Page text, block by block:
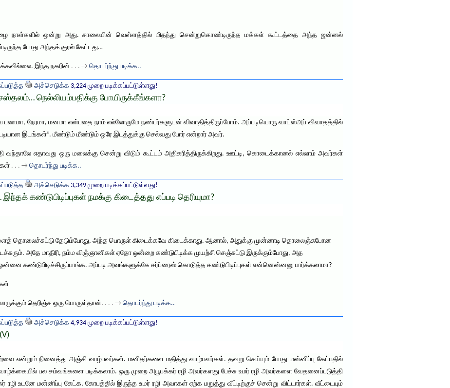
நாள்களில் ஒன்று அது. சாலையின் வெள்ளத்தில் மிதந்து சென்றுகொண்டிருந்த மக்கள் கூட்டத்தை அந்த ஜன்னல்
போது அந்தக் குரல் கேட்டது…
இந்த நகரின் . . . → தொடர்ந்து படிக்க..
அச்செடுக்க 3,224 முறை படிக்கப்பட்டுள்ளது!
நெல்லியம்பதிக்கு போயிருக்கீங்களா?
நேரமா, மனமா என்பதை நாம் எல்லோருமே நண்பர்களுடன் விவாதித்திருப்போம். அப்படியொரு வாட்ஸ்அப் விவாதத்தில்
இடங்கள்”. மீண்டும் மீண்டும் ஒரே இடத்துக்கு செல்வது போர் என்றார் அவர்.
எதாவது ஒரு மலைக்கு சென்று விடும் கூட்டம் அதிகரித்திருக்கிறது. ஊட்டி, கொடைக்கானல் எல்லாம் அவர்கள்
. . . → தொடர்ந்து படிக்க..
அச்செடுக்க 3,349 முறை படிக்கப்பட்டுள்ளது!
கண்டுபிடிப்புகள் நமக்கு கிடைத்தது எப்படி தெரியுமா?
தொலைச்சுட்டு தேடும்போது, அந்த பொருள் கிடைக்கவே கிடைக்காது. ஆனால், அதுக்கு முன்னாடி தொலைஞ்சுபோன
அதே மாதிரி, நம்ம விஞ்ஞானிகள் ஏதோ ஒன்றை கண்டுபிடிக்க முயற்சி செஞ்சுட்டு இருக்கும்போது, அத
ஒன்னை கண்டுபிடிச்சிருப்பாங்க. அப்படி அவங்களுக்கே சர்ப்ரைஸ் கொடுத்த கண்டுபிடிப்புகள் என்னென்னனு பார்க்கலாமா?
தெரிஞ்ச ஒரு பொருள்தான். . . . → தொடர்ந்து படிக்க..
அச்செடுக்க 4,934 முறை படிக்கப்பட்டுள்ளது!
என்றும் நினைத்து அஞ்சி வாழ்பவர்கள். மனிதர்களை மதித்து வாழ்பவர்கள். தவறு செய்யும் போது மன்னிப்பு கேட்பதில்
பல சம்வங்களை படிக்கலாம். ஒரு முறை அபூபக்கர் ரழி அவர்களது பேச்சு உமர் ரழி அவர்களை வேதனைப்படுத்தி
உடனே மன்னிப்பு கேட்க, கோபத்தில் இருந்த உமர் ரழி அவாகள் ஏற்க மறுத்து வீட்டிற்குச் சென்று விட்டார்கள். வீட்டையும்